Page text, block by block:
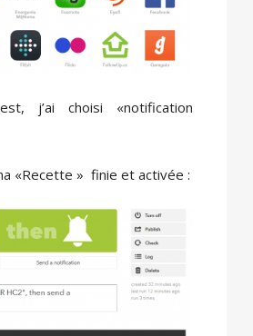
j’ai choisi «notification
«Recette » finie et activée :